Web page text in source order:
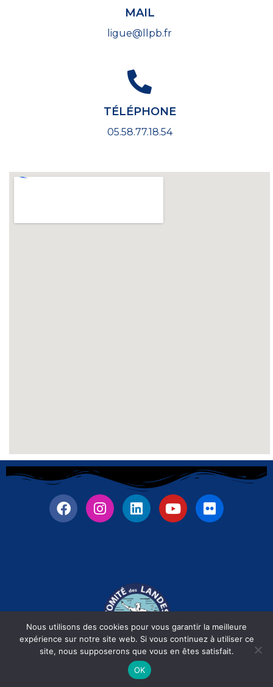
MAIL
ligue@llpb.fr
TÉLÉPHONE
05.58.77.18.54
Fièrement propulsé parRLDigiCom
Nous utilisons des cookies pour vous garantir la meilleure
expérience sur notre site web. Si vous continuez à utiliser ce
site, nous supposerons que vous en êtes satisfait.
OK